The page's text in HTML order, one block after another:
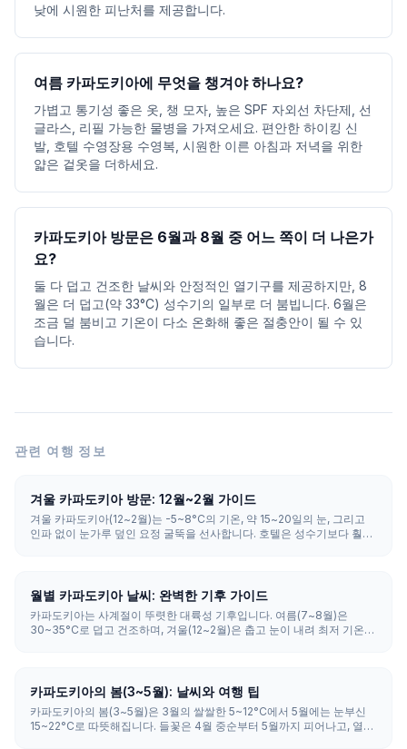
낮에 시원한 피난처를 제공합니다.
여름 카파도키아에 무엇을 챙겨야 하나요?
가볍고 통기성 좋은 옷, 챙 모자, 높은 SPF 자외선 차단제, 선
글라스, 리필 가능한 물병을 가져오세요. 편안한 하이킹 신
발, 호텔 수영장용 수영복, 시원한 이른 아침과 저녁을 위한
얇은 겉옷을 더하세요.
카파도키아 방문은 6월과 8월 중 어느 쪽이 더 나은가
요?
둘 다 덥고 건조한 날씨와 안정적인 열기구를 제공하지만, 8
월은 더 덥고(약 33°C) 성수기의 일부로 더 붐빕니다. 6월은
조금 덜 붐비고 기온이 다소 온화해 좋은 절충안이 될 수 있
습니다.
관련 여행 정보
겨울 카파도키아 방문: 12월~2월 가이드
겨울 카파도키아(12~2월)는 -5~8°C의 기온, 약 15~20일의 눈, 그리고
인파 없이 눈가루 덮인 요정 굴뚝을 선사합니다. 호텔은 성수기보다 훨씬
월별 카파도키아 날씨: 완벽한 기후 가이드
카파도키아는 사계절이 뚜렷한 대륙성 기후입니다. 여름(7~8월)은
30~35°C로 덥고 건조하며, 겨울(12~2월)은 춥고 눈이 내려 최저 기온이
카파도키아의 봄(3~5월): 날씨와 여행 팁
카파도키아의 봄(3~5월)은 3월의 쌀쌀한 5~12°C에서 5월에는 눈부신
15~22°C로 따뜻해집니다. 들꽃은 4월 중순부터 5월까지 피어나고, 열기